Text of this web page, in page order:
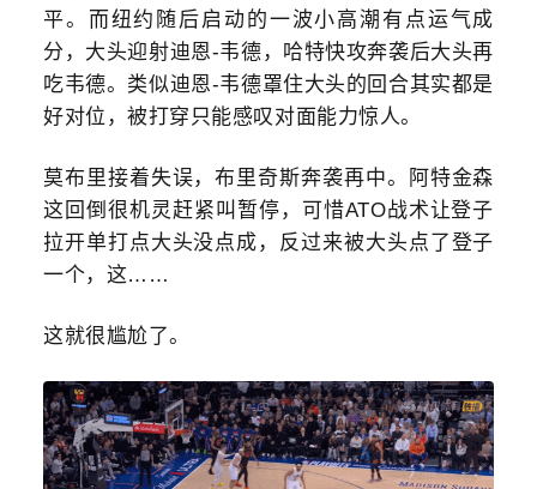
平。而纽约随后启动的一波小高潮有点运气成
分，大头迎射迪恩-韦德，哈特快攻奔袭后大头再
吃韦德。类似迪恩-韦德罩住大头的回合其实都是
好对位，被打穿只能感叹对面能力惊人。
莫布里接着失误，布里奇斯奔袭再中。阿特金森
这回倒很机灵赶紧叫暂停，可惜ATO战术让登子
拉开单打点大头没点成，反过来被大头点了登子
一个，这……
这就很尴尬了。